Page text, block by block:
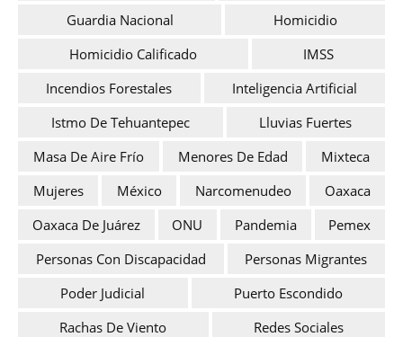
Guardia Nacional
Homicidio
Homicidio Calificado
IMSS
Incendios Forestales
Inteligencia Artificial
Istmo De Tehuantepec
Lluvias Fuertes
Masa De Aire Frío
Menores De Edad
Mixteca
Mujeres
México Narcomenudeo
Oaxaca
Oaxaca De Juárez
ONU Pandemia
Pemex
Personas Con Discapacidad
Personas Migrantes
Poder Judicial
Puerto Escondido
Rachas De Viento
Redes Sociales